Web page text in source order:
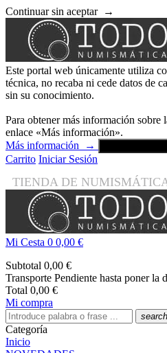
Continuar sin aceptar →
Este portal web únicamente utiliza
técnica, no recaba ni cede datos de
sin su conocimiento.
Para obtener más información sobre
enlace «Más información».
Más información
→
Carrito Iniciar Sesión
TIENDA DE
Mi Cesta 0 0,00 €
Subtotal 0,00 €
Transporte Pendiente hasta poner la
Total 0,00 €
Mi compra
search
Categoría
Inicio